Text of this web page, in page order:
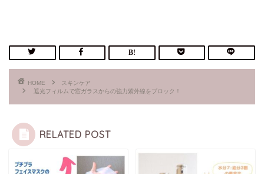
HOME
スキンケア
遮光フィルムで窓ガラスからの強力紫外線をブロック！
RELATED POST